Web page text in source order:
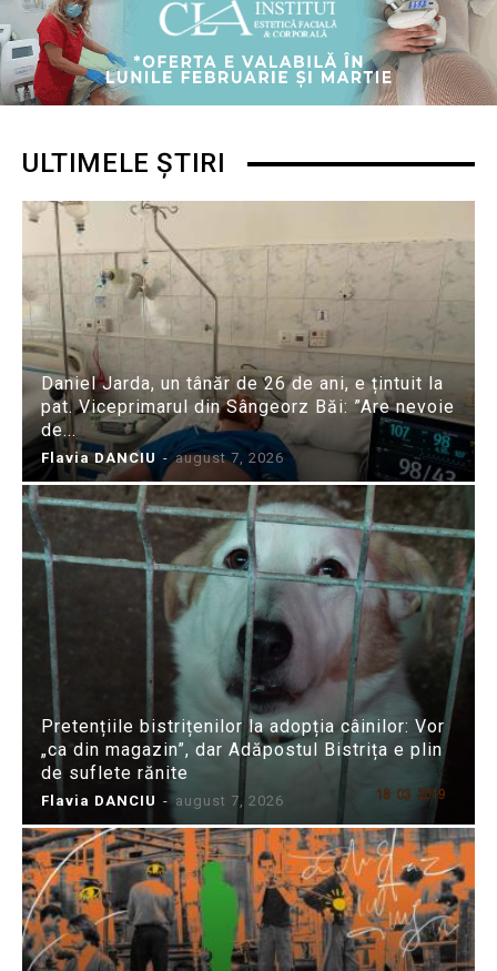
ULTIMELE ȘTIRI
Daniel Jarda, un tânăr de 26 de ani, e țintuit la
pat. Viceprimarul din Sângeorz Băi: ”Are nevoie
de...
Flavia DANCIU - august 7, 2026
Pretențiile bistrițenilor la adopția câinilor: Vor
„ca din magazin”, dar Adăpostul Bistrița e plin
de suflete rănite
Flavia DANCIU - august 7, 2026